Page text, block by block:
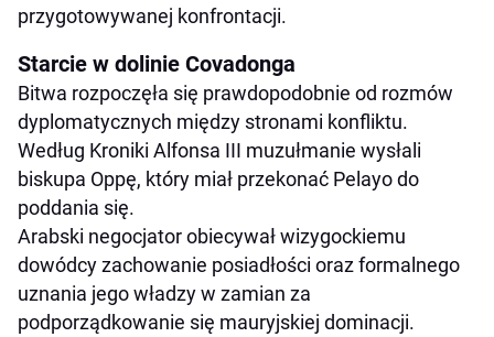
przygotowywanej konfrontacji.
Starcie w dolinie Covadonga
Bitwa rozpoczęła się prawdopodobnie od rozmów
dyplomatycznych między stronami konfliktu.
Według Kroniki Alfonsa III muzułmanie wysłali
biskupa Oppę, który miał przekonać Pelayo do
poddania się.
Arabski negocjator obiecywał wizygockiemu
dowódcy zachowanie posiadłości oraz formalnego
uznania jego władzy w zamian za
podporządkowanie się mauryjskiej dominacji.